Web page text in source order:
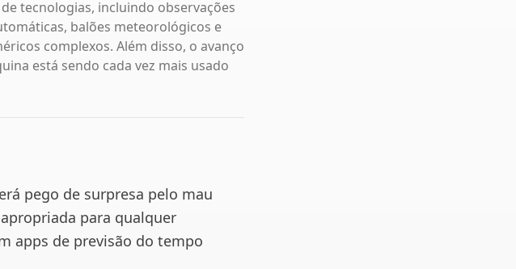
tecnologias, incluindo observações
balões meteorológicos e
complexos. Além disso, o avanço
está sendo cada vez mais usado
pego de surpresa pelo mau
para qualquer
apps de previsão do tempo